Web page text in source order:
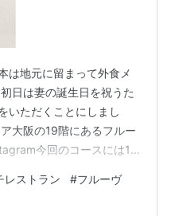
は地元に留まって外食メ
日は妻の誕生日を祝うた
いただくことにしまし
大阪の19階にあるフルー
今回のコースには1
っきりした飲み口が良か
マルシェというランチの
レストラン #フルーヴ